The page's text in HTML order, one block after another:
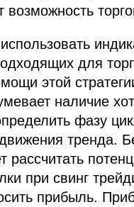
для
этой
наличие
фазу
тренда.
рассчитать
при свинг
прибыль.